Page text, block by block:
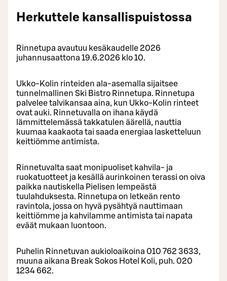
Herkuttele kansallispuistossa
Rinnetupa avautuu kesäkaudelle 2026
juhannusaattona 19.6.2026 klo 10.
Ukko-Kolin rinteiden ala-asemalla sijaitsee
tunnelmallinen Ski Bistro Rinnetupa. Rinnetupa
palvelee talvikansaa aina, kun Ukko-Kolin rinteet
ovat auki. Rinnetuvalla on ihana käydä
lämmittelemässä takkatulen äärellä, nauttia
kuumaa kaakaota tai saada energiaa lasketteluun
keittiömme antimista.
Rinnetuvalta saat monipuoliset kahvila- ja
ruokatuotteet ja kesällä aurinkoinen terassi on oiva
paikka nautiskella Pielisen lempeästä
tuulahduksesta. Rinnetupa on letkeän rento
ravintola, jossa on hyvä pysähtyä nauttimaan
keittiömme ja kahvilamme antimista tai napata
eväät mukaan luontoon.
Puhelin Rinnetuvan aukioloaikoina 010 762 3633,
muuna aikana Break Sokos Hotel Koli, puh. 020
1234 662.